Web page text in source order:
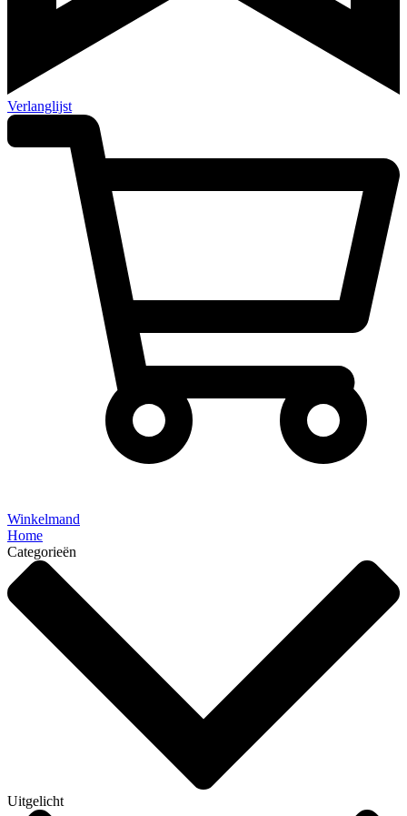
Verlanglijst
Winkelmand
Home
Categorieën
Uitgelicht